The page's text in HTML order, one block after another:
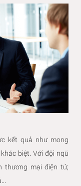
kết quả như mong
biệt. Với đội ngũ
thương mại điện tử,